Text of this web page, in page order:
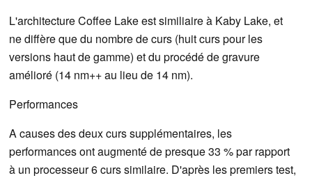
L'architecture Coffee Lake est similiaire à Kaby Lake, et
ne diffère que du nombre de curs (huit curs pour les
versions haut de gamme) et du procédé de gravure
amélioré (14 nm++ au lieu de 14 nm).
Performances
A causes des deux curs supplémentaires, les
performances ont augmenté de presque 33 % par rapport
à un processeur 6 curs similaire. D'après les premiers test,